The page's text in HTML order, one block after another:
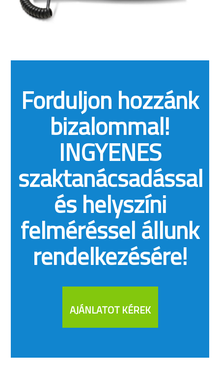
Forduljon hozzánk
bizalommal!
INGYENES
szaktanácsadással
és helyszíni
felméréssel állunk
rendelkezésére!
AJÁNLATOT KÉREK